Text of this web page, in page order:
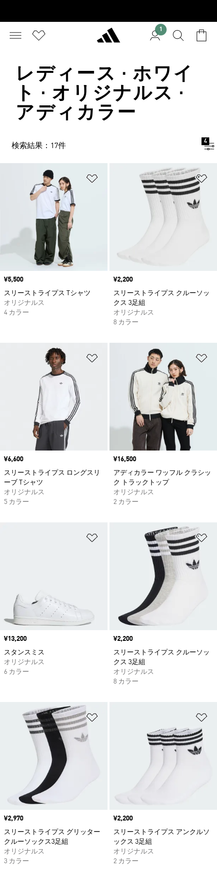
1
レディース · ホワイ
ト · オリジナルス ·
アディカラー
検索結果：17件
4
ほしいものリストに追加
価格
¥5,500
スリーストライプス Tシャツ
オリジナルス
4 カラー
価格
¥2,200
スリーストライプス クルーソッ
クス 3足組
オリジナルス
8 カラー
ほしいものリストに追加
価格
¥6,600
スリーストライプス ロングスリ
ーブ Tシャツ
オリジナルス
5 カラー
価格
¥16,500
アディカラー ワッフル クラシッ
ク トラックトップ
オリジナルス
2 カラー
ほしいものリストに追加
価格
¥13,200
スタンスミス
オリジナルス
6 カラー
価格
¥2,200
スリーストライプス クルーソッ
クス 3足組
オリジナルス
8 カラー
価格
¥2,970
スリーストライプス グリッター
クルーソックス3足組
オリジナルス
3 カラー
価格
¥2,200
スリーストライプス アンクルソ
ックス 3足組
オリジナルス
2 カラー